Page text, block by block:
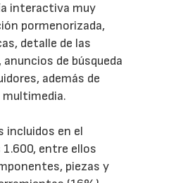
interactiva muy
pormenorizada,
detalle de las
de búsqueda
además de
incluidos en el
entre ellos
piezas y